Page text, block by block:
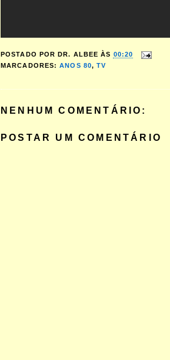
POSTADO POR DR. ALBEE ÀS 00:20
MARCADORES:ANOS 80,TV
NENHUM COMENTÁRIO:
POSTAR UM COMENTÁRIO